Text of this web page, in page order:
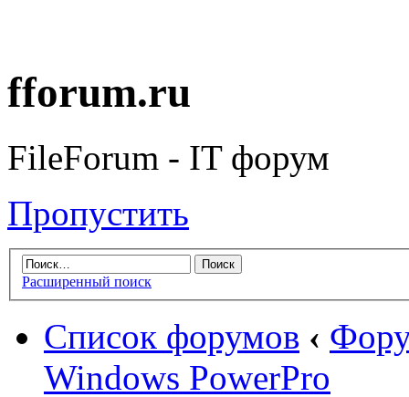
fforum.ru
FileForum - IT форум
Пропустить
Расширенный поиск
Список форумов ‹
Windows PowerPro